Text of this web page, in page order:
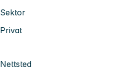
Sektor
Privat
Nettsted